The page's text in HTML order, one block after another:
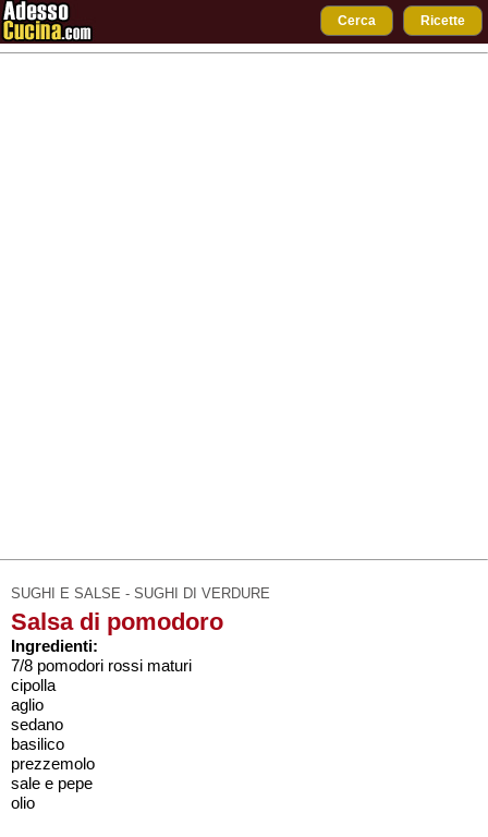
Cerca Ricette
SUGHI E SALSE - SUGHI DI VERDURE
Salsa di pomodoro
Ingredienti:
7/8 pomodori rossi maturi
cipolla
aglio
sedano
basilico
prezzemolo
sale e pepe
olio